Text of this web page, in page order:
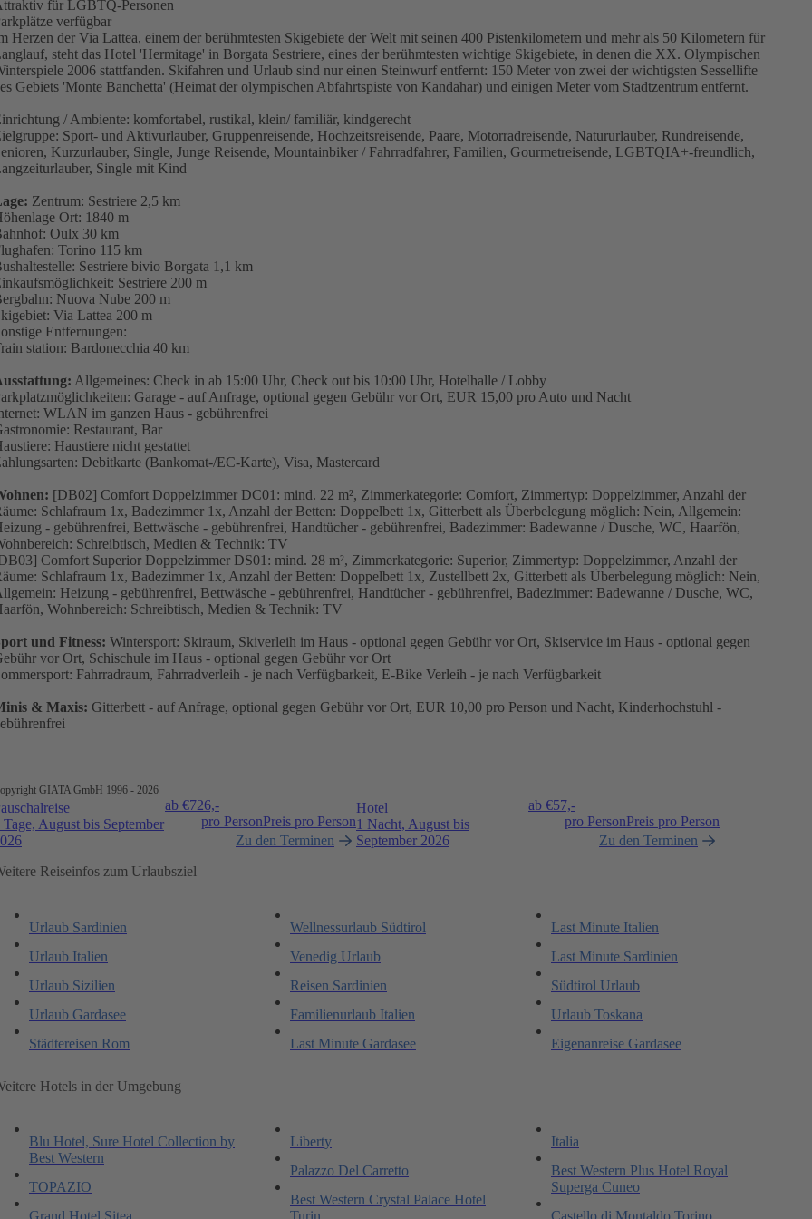
für LGBTQ-Personen
verfügbar
Herzen der Via Lattea, einem der berühmtesten Skigebiete der Welt mit seinen 400 Pistenkilometern und mehr als 50 Kilometern für
steht das Hotel 'Hermitage' in Borgata Sestriere, eines der berühmtesten wichtige Skigebiete, in denen die XX. Olympischen
2006 stattfanden. Skifahren und Urlaub sind nur einen Steinwurf entfernt: 150 Meter von zwei der wichtigsten Sessellifte
Gebiets 'Monte Banchetta' (Heimat der olympischen Abfahrtspiste von Kandahar) und einigen Meter vom Stadtzentrum entfernt.
/ Ambiente: komfortabel, rustikal, klein/ familiär, kindgerecht
Sport- und Aktivurlauber, Gruppenreisende, Hochzeitsreisende, Paare, Motorradreisende, Natururlauber, Rundreisende,
Kurzurlauber, Single, Junge Reisende, Mountainbiker / Fahrradfahrer, Familien, Gourmetreisende, LGBTQIA+-freundlich,
Single mit Kind
Zentrum: Sestriere 2,5 km
Ort: 1840 m
Oulx 30 km
Torino 115 km
Sestriere bivio Borgata 1,1 km
Sestriere 200 m
Nuova Nube 200 m
Via Lattea 200 m
Entfernungen:
station: Bardonecchia 40 km
Allgemeines: Check in ab 15:00 Uhr, Check out bis 10:00 Uhr, Hotelhalle / Lobby
Garage - auf Anfrage, optional gegen Gebühr vor Ort, EUR 15,00 pro Auto und Nacht
WLAN im ganzen Haus - gebührenfrei
Restaurant, Bar
Haustiere nicht gestattet
Debitkarte (Bankomat-/EC-Karte), Visa, Mastercard
[DB02] Comfort Doppelzimmer DC01: mind. 22 m², Zimmerkategorie: Comfort, Zimmertyp: Doppelzimmer, Anzahl der
Schlafraum 1x, Badezimmer 1x, Anzahl der Betten: Doppelbett 1x, Gitterbett als Überbelegung möglich: Nein, Allgemein:
- gebührenfrei, Bettwäsche - gebührenfrei, Handtücher - gebührenfrei, Badezimmer: Badewanne / Dusche, WC, Haarfön,
Schreibtisch, Medien & Technik: TV
Comfort Superior Doppelzimmer DS01: mind. 28 m², Zimmerkategorie: Superior, Zimmertyp: Doppelzimmer, Anzahl der
Schlafraum 1x, Badezimmer 1x, Anzahl der Betten: Doppelbett 1x, Zustellbett 2x, Gitterbett als Überbelegung möglich: Nein,
Heizung - gebührenfrei, Bettwäsche - gebührenfrei, Handtücher - gebührenfrei, Badezimmer: Badewanne / Dusche, WC,
Wohnbereich: Schreibtisch, Medien & Technik: TV
und Fitness: Wintersport: Skiraum, Skiverleih im Haus - optional gegen Gebühr vor Ort, Skiservice im Haus - optional gegen
vor Ort, Schischule im Haus - optional gegen Gebühr vor Ort
Fahrradraum, Fahrradverleih - je nach Verfügbarkeit, E-Bike Verleih - je nach Verfügbarkeit
& Maxis: Gitterbett - auf Anfrage, optional gegen Gebühr vor Ort, EUR 10,00 pro Person und Nacht, Kinderhochstuhl -
GIATA GmbH 1996 - 2026
Tage, August bis September
ab €726,-
pro PersonPreis pro Person
Zu den Terminen
Hotel
1 Nacht, August bis
September 2026
ab €57,-
pro PersonPreis pro Person
Zu den Terminen
Reiseinfos zum Urlaubsziel
Urlaub Sardinien
Urlaub Italien
Urlaub Sizilien
Urlaub Gardasee
Städtereisen Rom
Wellnessurlaub Südtirol
Venedig Urlaub
Reisen Sardinien
Familienurlaub Italien
Last Minute Gardasee
Last Minute Italien
Last Minute Sardinien
Südtirol Urlaub
Urlaub Toskana
Eigenanreise Gardasee
Hotels in der Umgebung
Blu Hotel, Sure Hotel Collection by
Best Western
TOPAZIO
Liberty
Palazzo Del Carretto
Best Western Crystal Palace Hotel
Italia
Best Western Plus Hotel Royal
Superga Cuneo